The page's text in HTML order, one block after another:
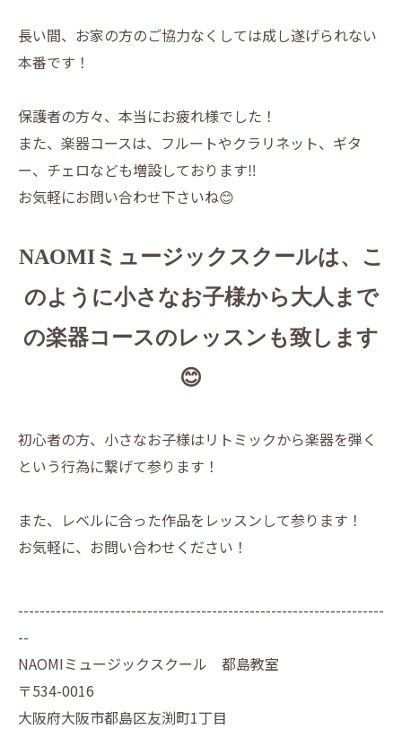
長い間、お家の方のご協力なくしては成し遂げられない
本番です！
保護者の方々、本当にお疲れ様でした！
また、楽器コースは、フルートやクラリネット、ギタ
ー、チェロなども増設しております‼️
お気軽にお問い合わせ下さいね😊
NAOMIミュージックスクールは、こ
のように小さなお子様から大人まで
の楽器コースのレッスンも致します
😊
初心者の方、小さなお子様はリトミックから楽器を弾く
という行為に繋げて参ります！
また、レベルに合った作品をレッスンして参ります！
お気軽に、お問い合わせください！
--------------------------------------------------------------------
--
NAOMIミュージックスクール 都島教室
〒534-0016
大阪府大阪市都島区友渕町1丁目